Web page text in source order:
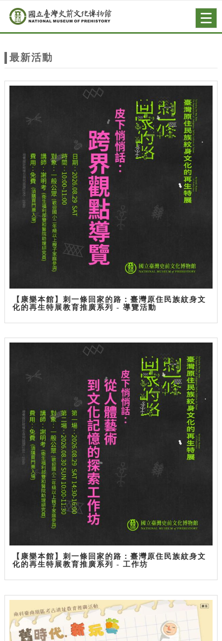
站
主
跳到主要內容
網站導覽
最新活動
【康樂本館】刺一條回家的路：臺灣原住民族紋身文
化的再生特展教育推廣系列 - 導覽活動
【康樂本館】刺一條回家的路：臺灣原住民族紋身文
化的再生特展教育推廣系列 - 工作坊